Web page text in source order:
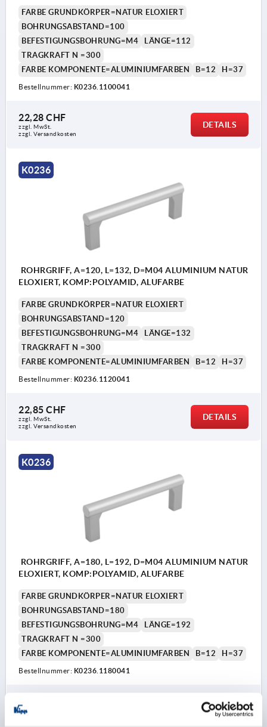
FARBE GRUNDKÖRPER=NATUR ELOXIERT
BOHRUNGSABSTAND=100
BEFESTIGUNGSBOHRUNG=M4
LÄNGE=112
TRAGKRAFT N =300
FARBE KOMPONENTE=ALUMINIUMFARBEN
B=12 H=37
Bestellnummer: K0236.1100041
22,28 CHF
zzgl. MwSt.
zzgl. Versandkosten
DETAILS
K0236
ROHRGRIFF, A=120, L=132, D=M04 ALUMINIUM NATUR
ELOXIERT, KOMP:POLYAMID, ALUFARBE
FARBE GRUNDKÖRPER=NATUR ELOXIERT
BOHRUNGSABSTAND=120
BEFESTIGUNGSBOHRUNG=M4
LÄNGE=132
TRAGKRAFT N =300
FARBE KOMPONENTE=ALUMINIUMFARBEN
B=12 H=37
Bestellnummer: K0236.1120041
22,85 CHF
zzgl. MwSt.
zzgl. Versandkosten
DETAILS
K0236
ROHRGRIFF, A=180, L=192, D=M04 ALUMINIUM NATUR
ELOXIERT, KOMP:POLYAMID, ALUFARBE
FARBE GRUNDKÖRPER=NATUR ELOXIERT
BOHRUNGSABSTAND=180
BEFESTIGUNGSBOHRUNG=M4
LÄNGE=192
TRAGKRAFT N =300
FARBE KOMPONENTE=ALUMINIUMFARBEN
B=12 H=37
Bestellnummer: K0236.1180041
zzgl. MwSt.
DETAILS